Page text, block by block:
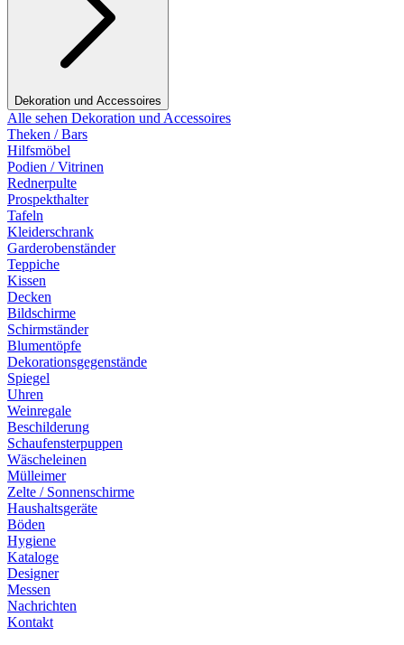
Dekoration und Accessoires
Alle sehen Dekoration und Accessoires
Theken / Bars
Hilfsmöbel
Podien / Vitrinen
Rednerpulte
Prospekthalter
Tafeln
Kleiderschrank
Garderobenständer
Teppiche
Kissen
Decken
Bildschirme
Schirmständer
Blumentöpfe
Dekorationsgegenstände
Spiegel
Uhren
Weinregale
Beschilderung
Schaufensterpuppen
Wäscheleinen
Mülleimer
Zelte / Sonnenschirme
Haushaltsgeräte
Böden
Hygiene
Kataloge
Designer
Messen
Nachrichten
Kontakt